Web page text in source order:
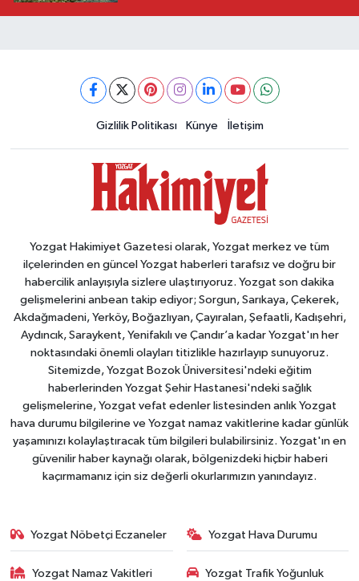
Gizlilik Politikası Künye İletişim
Yozgat Hakimiyet Gazetesi olarak, Yozgat merkez ve tüm
ilçelerinden en güncel Yozgat haberleri tarafsız ve doğru bir
habercilik anlayışıyla sizlere ulaştırıyoruz. Yozgat son dakika
gelişmelerini anbean takip ediyor; Sorgun, Sarıkaya, Çekerek,
Akdağmadeni, Yerköy, Boğazlıyan, Çayıralan, Şefaatli, Kadışehri,
Aydıncık, Saraykent, Yenifakılı ve Çandır’a kadar Yozgat'ın her
noktasındaki önemli olayları titizlikle hazırlayıp sunuyoruz.
Sitemizde, Yozgat Bozok Üniversitesi'ndeki eğitim
haberlerinden Yozgat Şehir Hastanesi'ndeki sağlık
gelişmelerine, Yozgat vefat edenler listesinden anlık Yozgat
hava durumu bilgilerine ve Yozgat namaz vakitlerine kadar günlük
yaşamınızı kolaylaştıracak tüm bilgileri bulabilirsiniz. Yozgat'ın en
güvenilir haber kaynağı olarak, bölgenizdeki hiçbir haberi
kaçırmamanız için siz değerli okurlarımızın yanındayız.
Yozgat Nöbetçi Eczaneler Yozgat Hava Durumu
Yozgat Namaz Vakitleri
Yozgat Trafik Yoğunluk